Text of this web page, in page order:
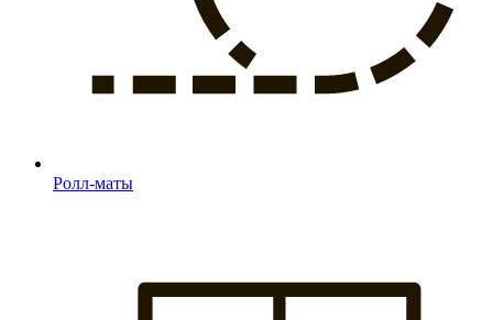
Ролл-маты